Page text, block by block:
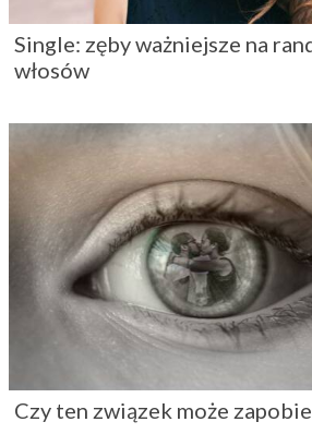
Single: zęby ważniejsze na
włosów
Czy ten związek może